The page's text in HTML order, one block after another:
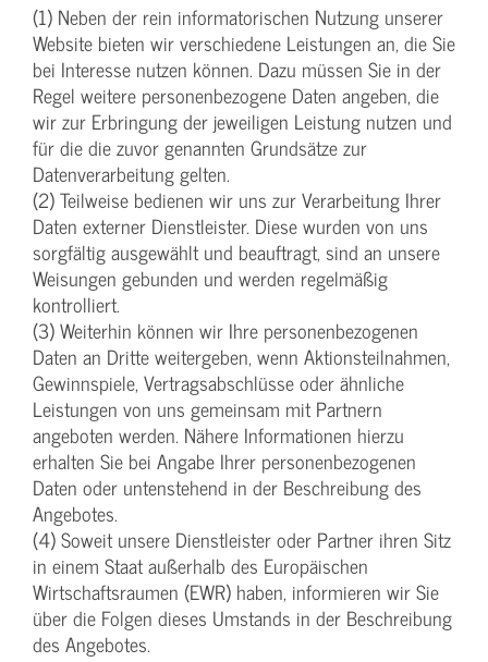
(1) Neben der rein informatorischen Nutzung unserer
Website bieten wir verschiedene Leistungen an, die Sie
bei Interesse nutzen können. Dazu müssen Sie in der
Regel weitere personenbezogene Daten angeben, die
wir zur Erbringung der jeweiligen Leistung nutzen und
für die die zuvor genannten Grundsätze zur
Datenverarbeitung gelten.
(2) Teilweise bedienen wir uns zur Verarbeitung Ihrer
Daten externer Dienstleister. Diese wurden von uns
sorgfältig ausgewählt und beauftragt, sind an unsere
Weisungen gebunden und werden regelmäßig
kontrolliert.
(3) Weiterhin können wir Ihre personenbezogenen
Daten an Dritte weitergeben, wenn Aktionsteilnahmen,
Gewinnspiele, Vertragsabschlüsse oder ähnliche
Leistungen von uns gemeinsam mit Partnern
angeboten werden. Nähere Informationen hierzu
erhalten Sie bei Angabe Ihrer personenbezogenen
Daten oder untenstehend in der Beschreibung des
Angebotes.
(4) Soweit unsere Dienstleister oder Partner ihren Sitz
in einem Staat außerhalb des Europäischen
Wirtschaftsraumen (EWR) haben, informieren wir Sie
über die Folgen dieses Umstands in der Beschreibung
des Angebotes.